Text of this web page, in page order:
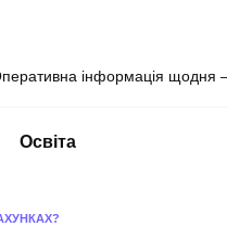
Оперативна інформація
Освіта